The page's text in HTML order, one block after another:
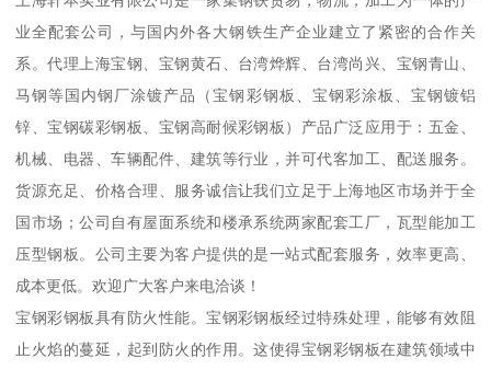
业全配套公司，与国内外各大钢铁生产企业建立了紧密的合作关
系。代理上海宝钢、宝钢黄石、台湾烨辉、台湾尚兴、宝钢青山、
马钢等国内钢厂涂镀产品（宝钢彩钢板、宝钢彩涂板、宝钢镀铝
锌、宝钢碳彩钢板、宝钢高耐候彩钢板）产品广泛应用于：五金、
机械、电器、车辆配件、建筑等行业，并可代客加工、配送服务。
货源充足、价格合理、服务诚信让我们立足于上海地区市场并于全
国市场；公司自有屋面系统和楼承系统两家配套工厂，瓦型能加工
压型钢板。公司主要为客户提供的是一站式配套服务，效率更高、
成本更低。欢迎广大客户来电洽谈！
宝钢彩钢板具有防火性能。宝钢彩钢板经过特殊处理，能够有效阻
止火焰的蔓延，起到防火的作用。这使得宝钢彩钢板在建筑领域中